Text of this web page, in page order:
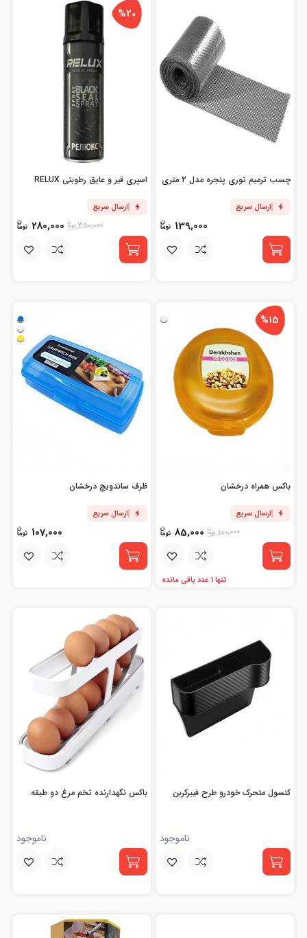
چسب ترمیم توری پنجره مدل 2 متری
ارسال سریع
139,000
%20
اسپری قیر و عایق رطوبتی RELUX
ارسال سریع
350,000
280,000
%15
باکس همراه درخشان
ارسال سریع
100,000
85,000
تنها 1 عدد باقی مانده
ظرف ساندویچ درخشان
ارسال سریع
107,000
کنسول متحرک خودرو طرح فیبرکربن
ناموجود
باکس نگهدارنده تخم مرغ دو طبقه
ناموجود